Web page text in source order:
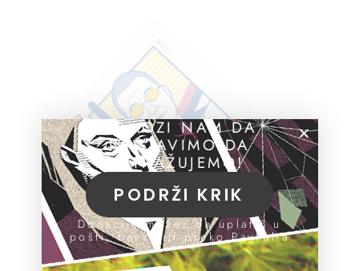
POMOZI NAM DA
NASTAVIMO DA
ISTRAŽUJEMO!
PODRŽI KRIK
Donacije možeš da uplatiš u
pošti, banci ili preko PayPal-a